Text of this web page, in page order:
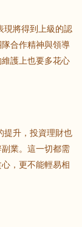
現將得到上級的認
合作精神與領導
護上也要多花心
提升，投資理財也
業。這一切都需
，更不能輕易相
牛 虎
蛇 馬